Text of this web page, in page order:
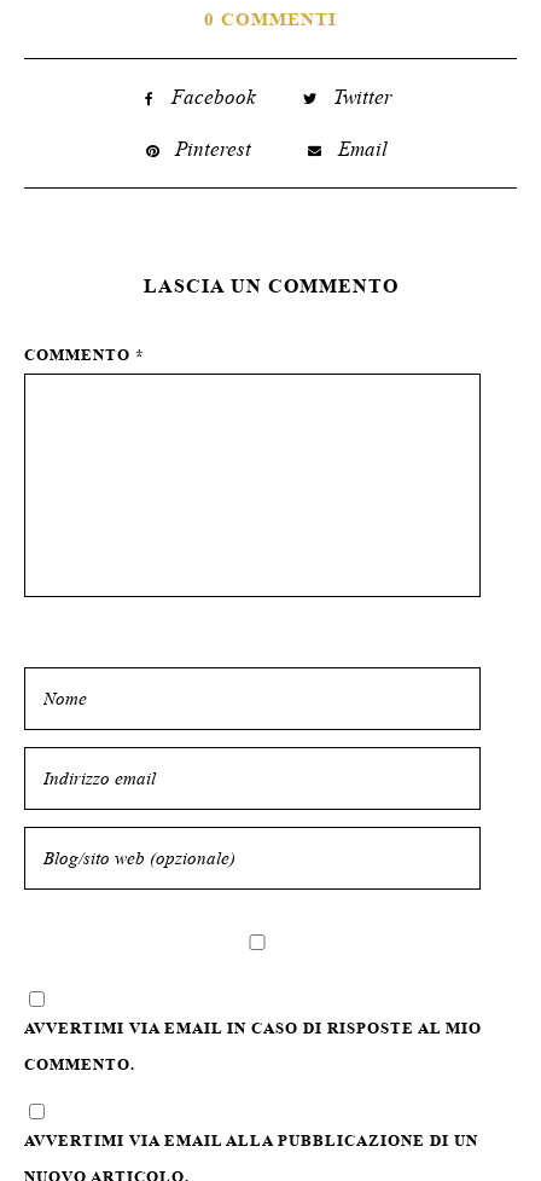
0 COMMENTI
Facebook
Twitter
Pinterest
Email
LASCIA UN COMMENTO
COMMENTO *
AVVERTIMI VIA EMAIL IN CASO DI RISPOSTE AL MIO
COMMENTO.
AVVERTIMI VIA EMAIL ALLA PUBBLICAZIONE DI UN
NUOVO ARTICOLO.